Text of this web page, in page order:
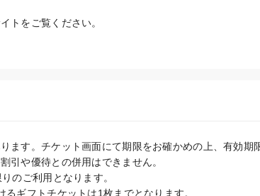
ます。チケット画面にて期限をお確かめの上、有効期
引や優待との併用はできません。
のご利用となります。
るギフトチケットは1枚までとなります。